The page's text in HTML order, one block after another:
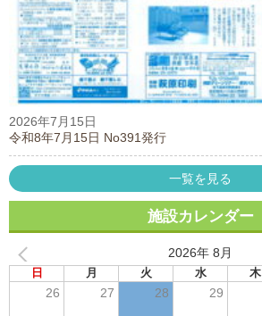
2026年7月15日
令和8年7月15日 No391発行
一覧を見る
施設カレンダー
2026年 8月
日 月 火 水 木
26 27 28 29